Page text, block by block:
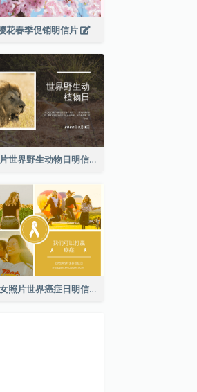
花春季促销明信片
棕狮照片世界野生动物日明信片
黄色妇女照片世界癌症日明信片